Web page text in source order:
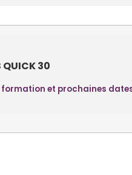
QUICK 30
formation et prochaines